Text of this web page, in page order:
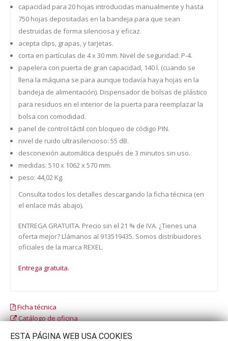
capacidad para 20 hojas introducidas manualmente y hasta
750 hojas depositadas en la bandeja para que sean
destruidas de forma silenciosa y eficaz.
acepta clips, grapas, y tarjetas.
corta en partículas de 4 x 30 mm. Nivel de seguridad: P-4.
papelera con puerta de gran capacidad, 140 l. (cuando se
llena la máquina se para aunque todavía haya hojas en la
bandeja de alimentación). Dispensador de bolsas de plástico
para residuos en el interior de la puerta para reemplazar la
bolsa con comodidad.
panel de control táctil con bloqueo de código PIN.
nivel de ruido ultrasilencioso: 55 dB.
desconexión automática después de 3 minutos sin uso.
medidas: 510 x 1062 x 570 mm.
peso: 44,02 Kg.
Consulta todos los detalles descargando la ficha técnica (en
el enlace más abajo).
ENTREGA GRATUITA. Precio sin el 21 % de IVA. ¿Tienes una
oferta mejor? Llámanos al 913519435. Somos distribuidores
oficiales de la marca REXEL.
Entrega gratuita.
Ficha técnica
Catálogo de oficina
Catálogo escolar
ESTA PÁGINA WEB USA COOKIES